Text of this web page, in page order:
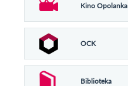
Kino Opolanka
OCK
Biblioteka